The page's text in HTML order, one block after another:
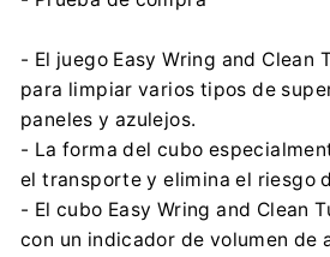
- El juego Easy Wring and Clean
para limpiar varios tipos de
paneles y azulejos.
- La forma del cubo
el transporte y elimina el riesgo
- El cubo Easy Wring and Clean
con un indicador de volumen de